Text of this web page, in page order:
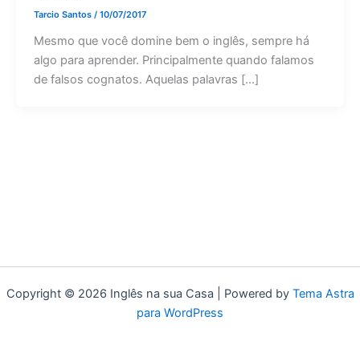
Tarcio Santos / 10/07/2017
Mesmo que você domine bem o inglês, sempre há
algo para aprender. Principalmente quando falamos
de falsos cognatos. Aquelas palavras […]
Copyright © 2026 Inglês na sua Casa | Powered by Tema Astra
para WordPress